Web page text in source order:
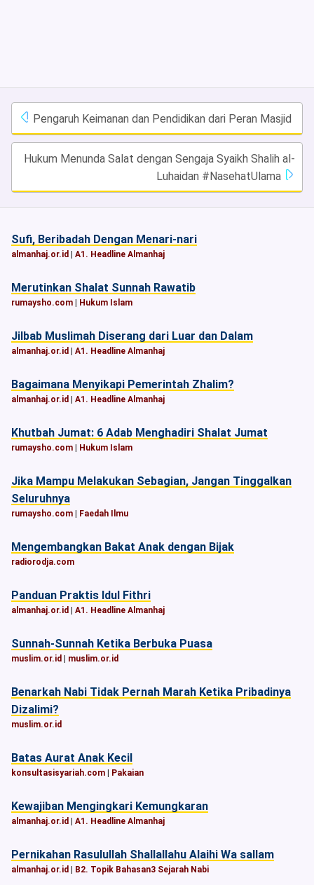
Pengaruh Keimanan dan Pendidikan dari Peran Masjid
Hukum Menunda Salat dengan Sengaja Syaikh Shalih al-
Luhaidan #NasehatUlama
Sufi, Beribadah Dengan Menari-nari
almanhaj.or.id A1. Headline Almanhaj
Merutinkan Shalat Sunnah Rawatib
rumaysho.com Hukum Islam
Jilbab Muslimah Diserang dari Luar dan Dalam
almanhaj.or.id A1. Headline Almanhaj
Bagaimana Menyikapi Pemerintah Zhalim?
almanhaj.or.id A1. Headline Almanhaj
Khutbah Jumat: 6 Adab Menghadiri Shalat Jumat
rumaysho.com Hukum Islam
Jika Mampu Melakukan Sebagian, Jangan Tinggalkan
Seluruhnya
rumaysho.com Faedah Ilmu
Mengembangkan Bakat Anak dengan Bijak
radiorodja.com
Panduan Praktis Idul Fithri
almanhaj.or.id A1. Headline Almanhaj
Sunnah-Sunnah Ketika Berbuka Puasa
muslim.or.id muslim.or.id
Benarkah Nabi Tidak Pernah Marah Ketika Pribadinya
Dizalimi?
muslim.or.id
Batas Aurat Anak Kecil
konsultasisyariah.com Pakaian
Kewajiban Mengingkari Kemungkaran
almanhaj.or.id A1. Headline Almanhaj
Pernikahan Rasulullah Shallallahu Alaihi Wa sallam
almanhaj.or.id B2. Topik Bahasan3 Sejarah Nabi